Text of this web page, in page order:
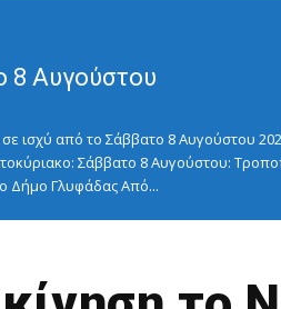
Αυγούστου
ισχύ από το Σάββατο 8 Αυγούστου
Σάββατο 8 Αυγούστου:
Δήμο Γλυφάδας Από...